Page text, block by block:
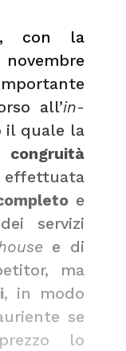
con la
all’in-
il quale la
e
servizi
e di
ma
, in modo
se
lo